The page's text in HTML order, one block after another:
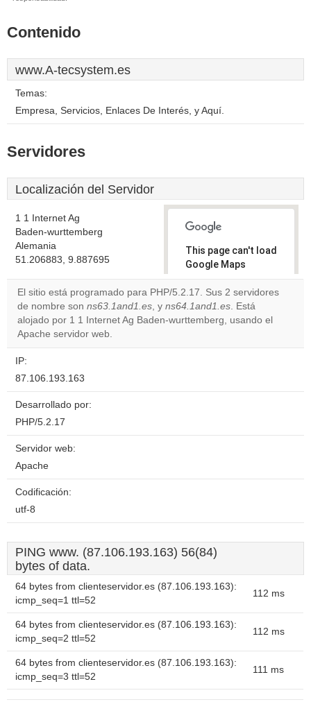
Contenido
www.A-tecsystem.es
Temas:
Empresa, Servicios, Enlaces De Interés, y Aquí.
Servidores
Localización del Servidor
1 1 Internet Ag
Baden-wurttemberg
Alemania
51.206883, 9.887695
This page can't load
Google Maps
correctly.
Do you
own this
OK
El sitio está programado para PHP/5.2.17. Sus 2 servidores
de nombre son ns63.1and1.es, y ns64.1and1.es. Está
alojado por 1 1 Internet Ag Baden-wurttemberg, usando el
Apache servidor web.
IP:
87.106.193.163
Desarrollado por:
PHP/5.2.17
Servidor web:
Apache
Codificación:
utf-8
PING www. (87.106.193.163) 56(84)
bytes of data.
64 bytes from clienteservidor.es (87.106.193.163):
icmp_seq=1 ttl=52
112 ms
64 bytes from clienteservidor.es (87.106.193.163):
icmp_seq=2 ttl=52
112 ms
64 bytes from clienteservidor.es (87.106.193.163):
icmp_seq=3 ttl=52
111 ms